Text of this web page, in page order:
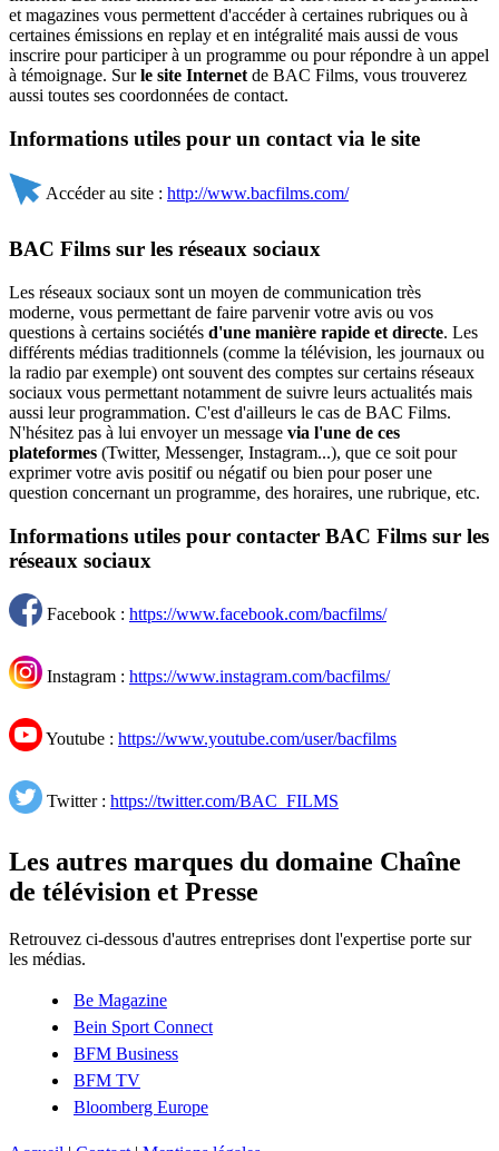
et magazines vous permettent d'accéder à certaines rubriques ou à
certaines émissions en replay et en intégralité mais aussi de vous
inscrire pour participer à un programme ou pour répondre à un appel
à témoignage. Surle site Internet de BAC Films, vous trouverez
aussi toutes ses coordonnées de contact.
Informations utiles pour un contact via le site
Accéder au site : http://www.bacfilms.com/
BAC Films sur les réseaux sociaux
Les réseaux sociaux sont un moyen de communication très
moderne, vous permettant de faire parvenir votre avis ou vos
questions à certains sociétés d'une manière rapide et directe. Les
différents médias traditionnels (comme la télévision, les journaux ou
la radio par exemple) ont souvent des comptes sur certains réseaux
sociaux vous permettant notamment de suivre leurs actualités mais
aussi leur programmation. C'est d'ailleurs le cas de BAC Films.
N'hésitez pas à lui envoyer un message via l'une de ces
plateformes (Twitter, Messenger, Instagram...), que ce soit pour
exprimer votre avis positif ou négatif ou bien pour poser une
question concernant un programme, des horaires, une rubrique, etc.
Informations utiles pour contacter BAC Films sur les
réseaux sociaux
Facebook : https://www.facebook.com/bacfilms/
Instagram : https://www.instagram.com/bacfilms/
Youtube : https://www.youtube.com/user/bacfilms
Twitter : https://twitter.com/BAC_FILMS
Les autres marques du domaine Chaîne
de télévision et Presse
Retrouvez ci-dessous d'autres entreprises dont l'expertise porte sur
les médias.
Be Magazine
Bein Sport Connect
BFM Business
BFM TV
Bloomberg Europe